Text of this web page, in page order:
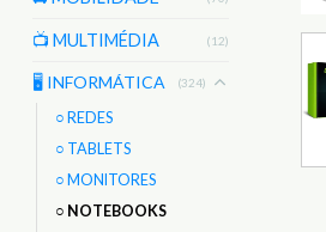
📺 MULTIMÉDIA (12)
🖥️ INFORMÁTICA (324)
○ REDES
○ TABLETS
○ MONITORES
○ NOTEBOOKS